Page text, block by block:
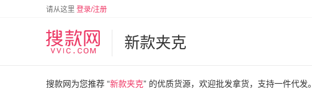
请从这里 登录/注册
新款夹克
搜款网为您推荐 “新款夹克” 的优质货源，欢迎批发拿货，支持一件代发。